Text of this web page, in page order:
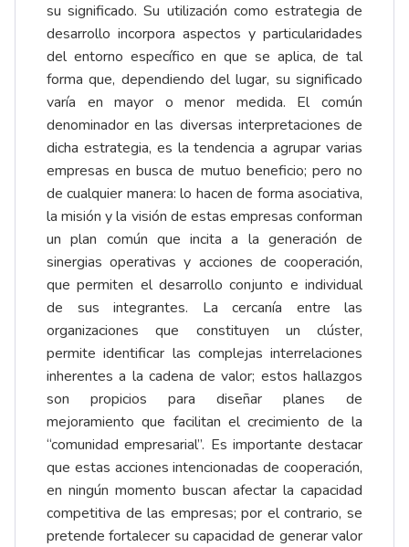
su significado. Su utilización como estrategia de
desarrollo incorpora aspectos y particularidades
del entorno específico en que se aplica, de tal
forma que, dependiendo del lugar, su significado
varía en mayor o menor medida. El común
denominador en las diversas interpretaciones de
dicha estrategia, es la tendencia a agrupar varias
empresas en busca de mutuo beneficio; pero no
de cualquier manera: lo hacen de forma asociativa,
la misión y la visión de estas empresas conforman
un plan común que incita a la generación de
sinergias operativas y acciones de cooperación,
que permiten el desarrollo conjunto e individual
de sus integrantes. La cercanía entre las
organizaciones que constituyen un clúster,
permite identificar las complejas interrelaciones
inherentes a la cadena de valor; estos hallazgos
son propicios para diseñar planes de
mejoramiento que facilitan el crecimiento de la
“comunidad empresarial”. Es importante destacar
que estas acciones intencionadas de cooperación,
en ningún momento buscan afectar la capacidad
competitiva de las empresas; por el contrario, se
pretende fortalecer su capacidad de generar valor